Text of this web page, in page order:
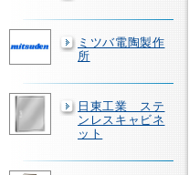
ミツバ電陶製作
所
日東工業 ステ
ンレスキャビネ
ット